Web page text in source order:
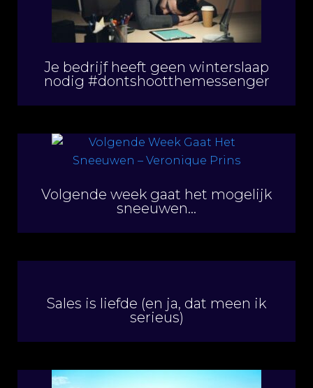
Je bedrijf heeft geen winterslaap
nodig #dontshootthemessenger
Volgende week gaat het mogelijk
sneeuwen…
Sales is liefde (en ja, dat meen ik
serieus)